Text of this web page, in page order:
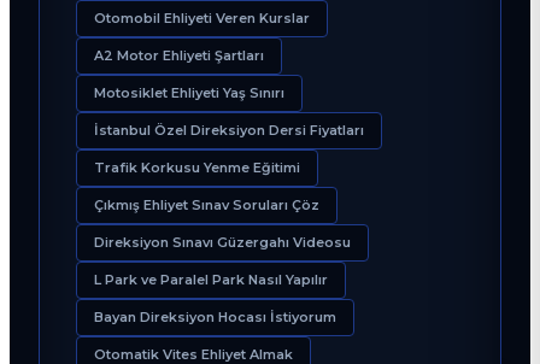
Otomobil Ehliyeti Veren Kurslar
A2 Motor Ehliyeti Şartları
Motosiklet Ehliyeti Yaş Sınırı
İstanbul Özel Direksiyon Dersi Fiyatları
Trafik Korkusu Yenme Eğitimi
Çıkmış Ehliyet Sınav Soruları Çöz
Direksiyon Sınavı Güzergahı Videosu
L Park ve Paralel Park Nasıl Yapılır
Bayan Direksiyon Hocası İstiyorum
Otomatik Vites Ehliyet Almak